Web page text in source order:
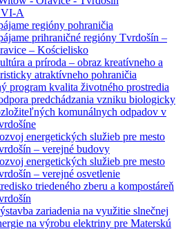
VI-A
regióny pohraničia
prihraničné regióny Tvrdošín –
– Kościelisko
a príroda – obraz kreatívneho a
atraktívneho pohraničia
program kvalita životného prostredia
predchádzania vzniku biologicky
komunálnych odpadov v
energetických služieb pre mesto
– verejné budovy
energetických služieb pre mesto
– verejné osvetlenie
triedeného zberu a kompostáreň
zariadenia na využitie slnečnej
na výrobu elektriny pre Materskú